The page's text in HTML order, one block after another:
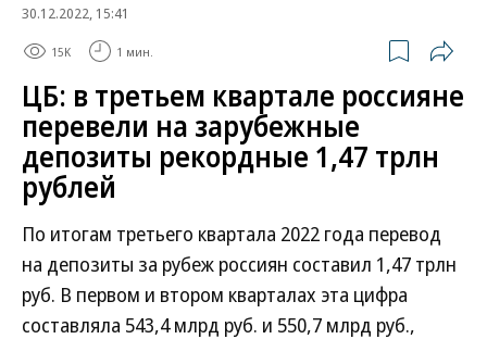
30.12.2022, 15:41
15K 1 мин.
ЦБ: в третьем квартале россияне
перевели на зарубежные
депозиты рекордные 1,47 трлн
рублей
По итогам третьего квартала 2022 года перевод
на депозиты за рубеж россиян составил 1,47 трлн
руб. В первом и втором кварталах эта цифра
составляла 543,4 млрд руб. и 550,7 млрд руб.,